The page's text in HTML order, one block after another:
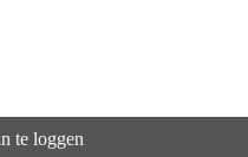
te loggen